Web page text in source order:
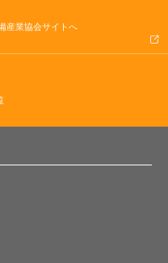
産業協会サイトへ